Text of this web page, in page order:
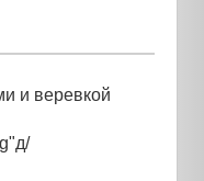
и веревкой